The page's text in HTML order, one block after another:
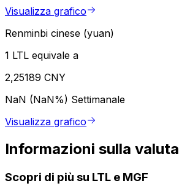
Visualizza grafico
Renminbi cinese (yuan)
1 LTL equivale a
2,25189 CNY
NaN (NaN%) Settimanale
Visualizza grafico
Informazioni sulla valuta
Scopri di più su LTL e MGF